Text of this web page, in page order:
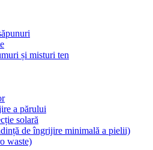
și misturi ten
a părului
solară
de îngrijire minimală a pielii)
waste)